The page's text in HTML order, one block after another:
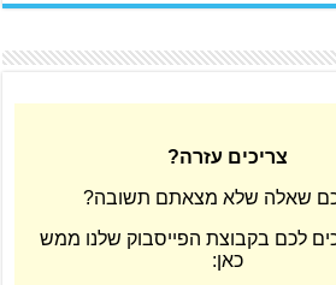
צריכים עזרה?
שאלה שלא מצאתם תשובה?
לכם בקבוצת הפייסבוק שלנו ממש
כאן: